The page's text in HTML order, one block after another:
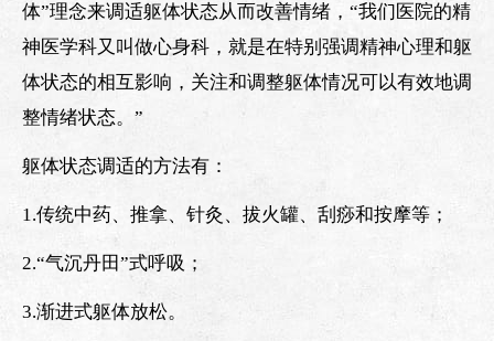
体”理念来调适躯体状态从而改善情绪，“我们医院的精
神医学科又叫做心身科，就是在特别强调精神心理和躯
体状态的相互影响，关注和调整躯体情况可以有效地调
整情绪状态。”
躯体状态调适的方法有：
1.传统中药、推拿、针灸、拔火罐、刮痧和按摩等；
2.“气沉丹田”式呼吸；
3.渐进式躯体放松。